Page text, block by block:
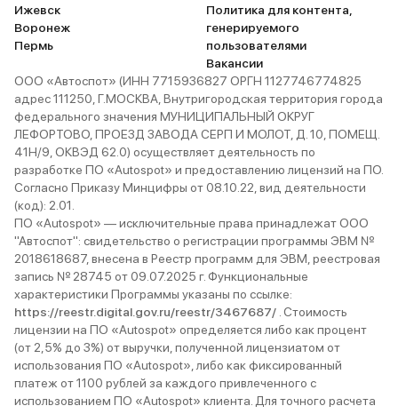
Ижевск
Воронеж
Пермь
Политика для контента,
генерируемого
пользователями
Вакансии
ООО «Автоспот» (ИНН 7715936827 ОРГН 1127746774825
адрес 111250, Г.МОСКВА, Внутригородская территория города
федерального значения МУНИЦИПАЛЬНЫЙ ОКРУГ
ЛЕФОРТОВО, ПРОЕЗД ЗАВОДА СЕРП И МОЛОТ, Д. 10, ПОМЕЩ.
41Н/9, ОКВЭД 62.0) осуществляет деятельность по
разработке ПО «Autospot» и предоставлению лицензий на ПО.
Согласно Приказу Минцифры от 08.10.22, вид деятельности
(код): 2.01.
ПО «Autospot» — исключительные права принадлежат ООО
"Автоспот": свидетельство о регистрации программы ЭВМ №
2018618687, внесена в Реестр программ для ЭВМ, реестровая
запись № 28745 от 09.07.2025 г. Функциональные
характеристики Программы указаны по ссылке:
https://reestr.digital.gov.ru/reestr/3467687/ . Стоимость
лицензии на ПО «Autospot» определяется либо как процент
(от 2,5% до 3%) от выручки, полученной лицензиатом от
использования ПО «Autospot», либо как фиксированный
платеж от 1100 рублей за каждого привлеченного с
использованием ПО «Autospot» клиента. Для точного расчета